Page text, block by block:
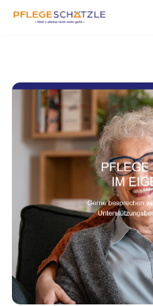
springen